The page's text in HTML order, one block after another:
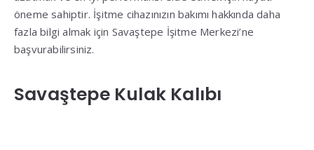
öneme sahiptir. İşitme cihazınızın bakımı hakkında daha
fazla bilgi almak için Savaştepe İşitme Merkezi’ne
başvurabilirsiniz.
Savaştepe Kulak Kalıbı